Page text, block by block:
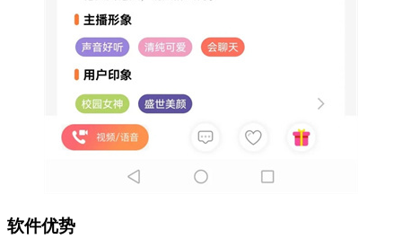
软件优势